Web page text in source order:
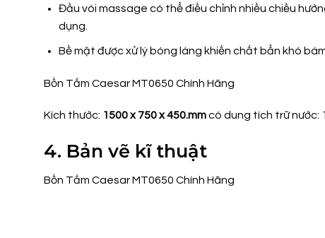
Đầu vòi massage có thể điều chỉnh nhiều chiều
dụng.
Bề mặt được xử lý bóng láng khiến chất bẩn khó
Bồn Tắm Caesar MT0650 Chính Hãng
Kích thước: 1500 x 750 x 450.mmcó dung tích trữ nước:
4. Bản vẽ kĩ thuật
Bồn Tắm Caesar MT0650 Chính Hãng